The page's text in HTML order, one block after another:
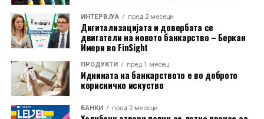
Новинар: Наташа Мерсовска
ИНТЕРВЈУА пред 2 месеци
Дигитализацијата и довербата се
двигатели на новото банкарство – Беркан
Имери во FinSight
ПРОДУКТИ пред 1 месец
Иднината на банкарството е во доброто
корисничко искуство
БАНКИ пред 2 месеци